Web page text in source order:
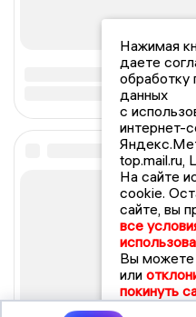
Нажимая
даете
обработку
данных
с
интернет-
top.mail.ru,
На сайте
cookie.
сайте, вы
все
Вы можете
или
покинуть